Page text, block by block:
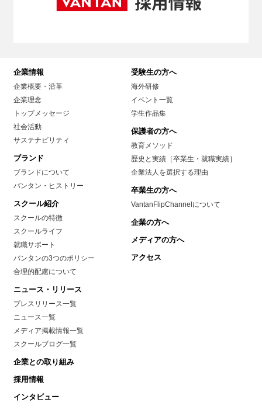
企業情報
企業概要・沿革
企業理念
トップメッセージ
社会活動
サステナビリティ
ブランド
ブランドについて
バンタン・ヒストリー
スクール紹介
スクールの特徴
スクールライフ
就職サポート
バンタンの3つのポリシー
合理的配慮について
ニュース・リリース
プレスリリース一覧
ニュース一覧
メディア掲載情報一覧
スクールブログ一覧
企業との取り組み
採用情報
インタビュー
受験生の方へ
海外研修
イベント一覧
学生作品集
保護者の方へ
教育メソッド
歴史と実績［卒業生・就職実績］
企業法人を選択する理由
卒業生の方へ
VantanFlipChannelについて
企業の方へ
メディアの方へ
アクセス